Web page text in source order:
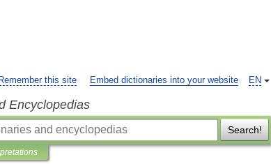
EN
Remember this site Embed dictionaries into your website
Encyclopedias
Search!